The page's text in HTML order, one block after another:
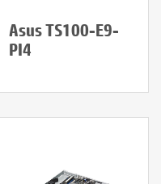
Asus TS100-E9-
PI4